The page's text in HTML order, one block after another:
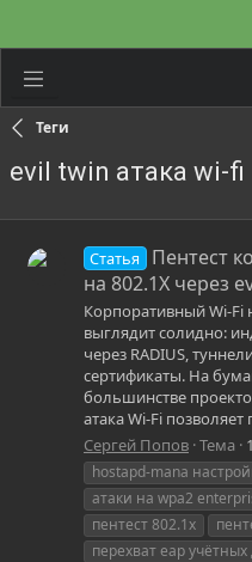
Теги
evil twin атака wi-fi
Статья
Пентест
на 802.1X через
Корпоративный Wi-Fi
выглядит солидно:
через RADIUS,
сертификаты. На
большинстве
атака Wi-Fi
Сергей Попов Тема
hostapd-mana
атаки на wpa2
пентест 802.1x
перехват eap